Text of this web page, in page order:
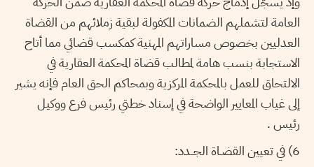
العامة لتشملهم الضمانات المكفولة لبقية زملائهم من القضاة
العدليين بخصوص مساراتهم المهنية كمكسب قضائي مما أتاح
الاستجابة بنسب هامة لمطالب قضاة المحكمة العقارية في
الالتحاق للعمل بالمحكمة المركزية وبمحاكم الحق العام فإنه يشير
إلى غياب المعايير الواضحة في إسناد خطتي رئيس فرع ووكيل
رئيس .
6) في تعيين القضـاة الجــدد: